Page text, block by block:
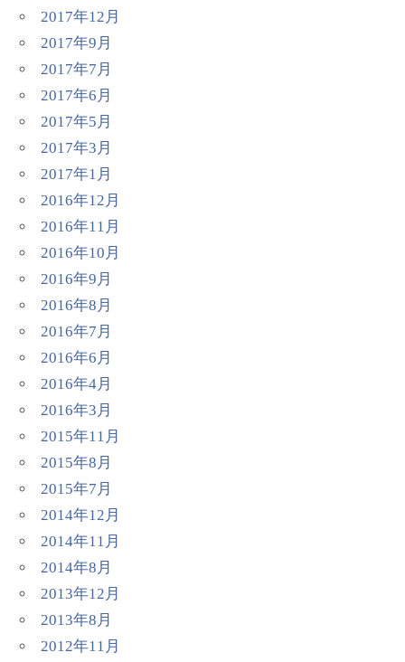
2017年12月
2017年9月
2017年7月
2017年6月
2017年5月
2017年3月
2017年1月
2016年12月
2016年11月
2016年10月
2016年9月
2016年8月
2016年7月
2016年6月
2016年4月
2016年3月
2015年11月
2015年8月
2015年7月
2014年12月
2014年11月
2014年8月
2013年12月
2013年8月
2012年11月